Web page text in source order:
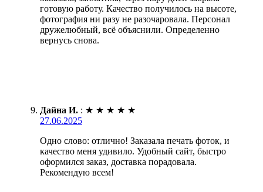
готовую работу. Качество получилось на высоте,
фотография ни разу не разочаровала. Персонал
дружелюбный, всё объяснили. Определенно
вернусь снова.
Дайна И. : ★ ★ ★ ★ ★
27.06.2025
Одно слово: отлично! Заказала печать фоток, и
качество меня удивило. Удобный сайт, быстро
оформился заказ, доставка порадовала.
Рекомендую всем!